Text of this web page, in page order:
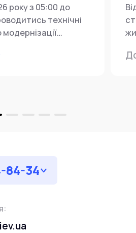
року з 05:00 до
технічні
84-34